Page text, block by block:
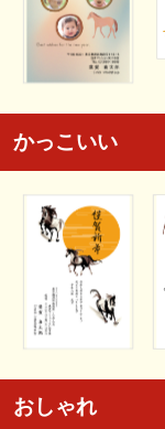
かっこいい
おしゃれ